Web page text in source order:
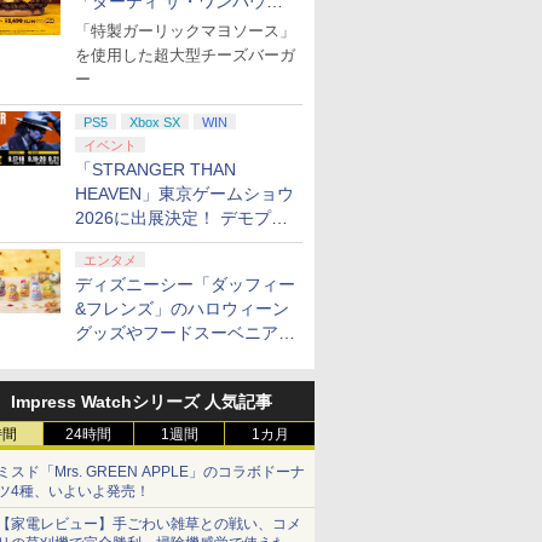
ダー」を8月7日発売
「特製ガーリックマヨソース」
を使用した超大型チーズバーガ
ー
PS5 Xbox SX
WIN
イベント
「STRANGER THAN
HEAVEN」東京ゲームショウ
2026に出展決定！ デモプレ
イや体験型展示も
エンタメ
ディズニーシー「ダッフィー
&フレンズ」のハロウィーン
グッズやフードスーベニアが
Impress Watchシリーズ 人気記事
24時間 1週間 1カ月
スド「Mrs. GREEN APPLE」のコラボドーナ
4種、いよいよ発売！
家電レビュー】手ごわい雑草との戦い、コメ